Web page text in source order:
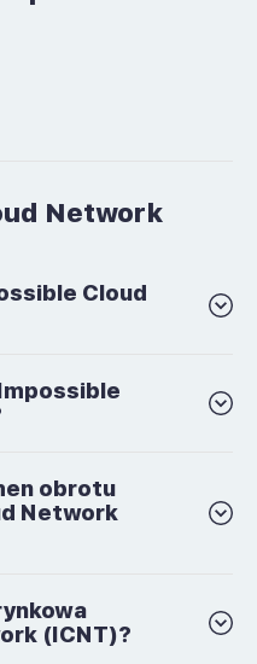
Network
Cloud
obrotu
Network
(ICNT)?